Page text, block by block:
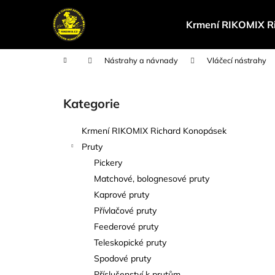
Krmení RIKOMIX
Domů Nástrahy a návnady Vláčecí nástrahy
Přeskočit
kategorie
Kategorie
Krmení RIKOMIX Richard Konopásek
Pruty
Pickery
Matchové, bolognesové pruty
Kaprové pruty
Přívlačové pruty
Feederové pruty
Teleskopické pruty
Spodové pruty
í
Zpět
do
Zpět
do